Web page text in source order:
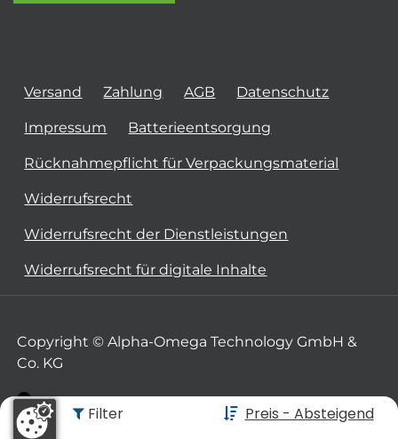
Filter Preis - Absteigend
Versand Zahlung AGB Datenschutz
Impressum Batterieentsorgung
Rücknahmepflicht für Verpackungsmaterial
Widerrufsrecht
Widerrufsrecht der Dienstleistungen
Widerrufsrecht für digitale Inhalte
Copyright © Alpha-Omega Technology GmbH &
Co. KG